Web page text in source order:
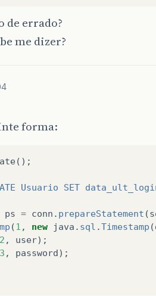
de errado?
me dizer?
forma:
();
Usuario SET
ps = conn . prepareStatement (
(1 , new java . sql .Timestamp (
2 , user);
3 , password);